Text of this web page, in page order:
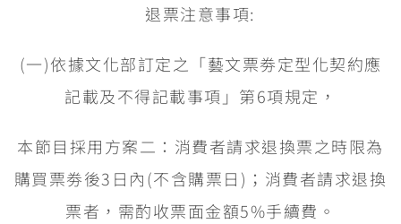
退票注意事項:
(一)依據文化部訂定之「藝文票劵定型化契約應
記載及不得記載事項」第6項規定，
本節目採用方案二：消費者請求退換票之時限為
購買票劵後3日內(不含購票日)；消費者請求退換
票者，需酌收票面金額5%手續費。